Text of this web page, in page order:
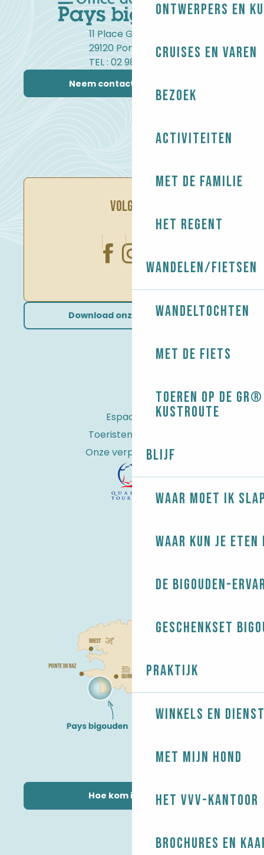
Ontwerpers en
Cruises en varen
Bezoek
Activiteiten
Met de familie
Het regent
Wandelen/Fietsen
Wandeltochten
Met de fiets
Toeren op de
kustroute
Blijf
Waar moet ik
Waar kun je eten
De Bigouden-
Geschenkset
Praktijk
Winkels en
Met mijn hond
Het VVV-kantoor
Brochures en
11 Place Gambetta
29120 Pont-l'Abbé
TEL : 02 98 82 37 99
Neem contact met ons op
VOLG ONS
Download onze brochures
Espace Pro
Toeristenbelasting
Onze verplichtingen
Hoe kom ik daar?